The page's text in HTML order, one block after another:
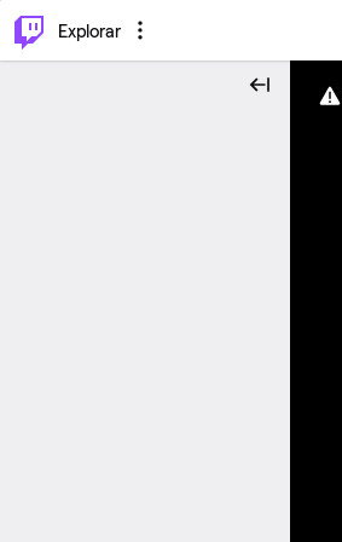
Explorar